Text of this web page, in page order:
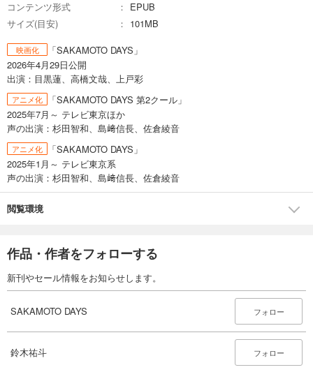
コンテンツ形式
EPUB
サイズ(目安)
101MB
映画化
「SAKAMOTO DAYS」
2026年4月29日公開
出演：目黒蓮、高橋文哉、上戸彩
アニメ化
「SAKAMOTO DAYS 第2クール」
2025年7月～ テレビ東京ほか
声の出演：杉田智和、島﨑信長、佐倉綾音
アニメ化
「SAKAMOTO DAYS」
2025年1月～ テレビ東京系
声の出演：杉田智和、島﨑信長、佐倉綾音
閲覧環境
作品・作者をフォローする
新刊やセール情報をお知らせします。
SAKAMOTO DAYS フォロー
鈴木祐斗 フォロー